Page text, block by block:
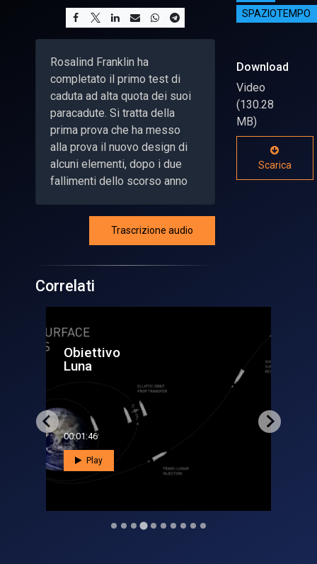
Rosalind Franklin ha
completato il primo test di
caduta ad alta quota dei suoi
paracadute. Si tratta della
prima prova che ha messo
alla prova il nuovo design di
alcuni elementi, dopo i due
fallimenti dello scorso anno
Trascrizione audio
SPAZIOTEMPO
Download
Video
(130.28
MB)
Scarica
Correlati
ExoMars
Science
00:02:02